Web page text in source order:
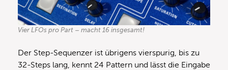
Vier LFOs pro Part – macht 16 insgesamt!
Der Step-Sequenzer ist übrigens vierspurig, bis zu
32-Steps lang, kennt 24 Pattern und lässt die Eingabe